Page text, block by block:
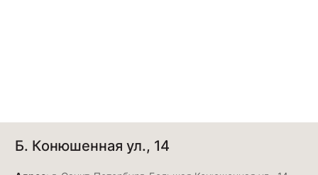
Б. Конюшенная ул., 14